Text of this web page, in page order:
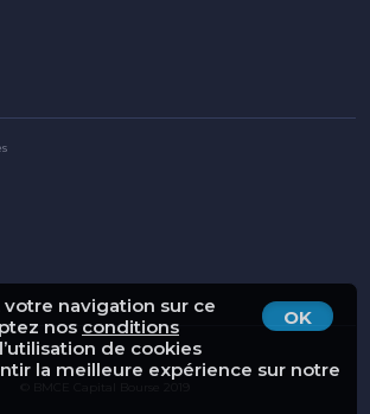
OK
votre navigation sur ce
nos conditions
de cookies
la meilleure expérience sur notre